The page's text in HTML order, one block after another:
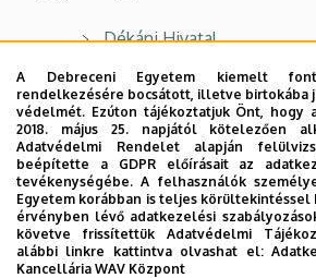
Dékáni Hivatal
Minőségirányítási Csoport
Tanulmányi Osztály
Legutóbbi frissítés: 2026. 05. 07. 10:10
A Debreceni Egyetem kiemelt
rendelkezésére bocsátott, illetve birtokába
védelmét. Ezúton tájékoztatjuk Önt, hogy
2018. május 25. napjától kötelezően
Adatvédelmi Rendelet alapján
beépítette a GDPR előírásait az
tevékenységébe. A felhasználók
Egyetem korábban is teljes
érvényben lévő adatkezelési
követve frissítettük Adatvédelmi
alábbi linkre kattintva olvashat el:
Kancellária WAV Központ